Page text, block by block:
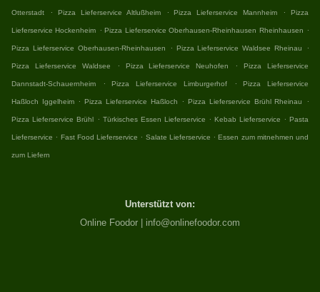
Otterstadt . Pizza Lieferservice Altlußheim . Pizza Lieferservice Mannheim . Pizza
Lieferservice Hockenheim . Pizza Lieferservice Oberhausen-Rheinhausen Rheinhausen .
Pizza Lieferservice Oberhausen-Rheinhausen . Pizza Lieferservice Waldsee Rheinau .
Pizza Lieferservice Waldsee . Pizza Lieferservice Neuhofen . Pizza Lieferservice
Dannstadt-Schauernheim . Pizza Lieferservice Limburgerhof . Pizza Lieferservice
Haßloch Iggelheim . Pizza Lieferservice Haßloch . Pizza Lieferservice Brühl Rheinau .
Pizza Lieferservice Brühl . Türkisches Essen Lieferservice . Kebab Lieferservice . Pasta
Lieferservice . Fast Food Lieferservice . Salate Lieferservice . Essen zum mitnehmen und
zum Liefern
Unterstützt von:
Online Foodor | info@onlinefoodor.com